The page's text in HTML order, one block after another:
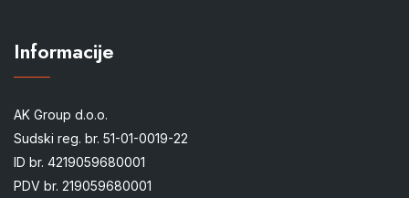
Informacije
AK Group d.o.o.
Sudski reg. br. 51-01-0019-22
ID br. 4219059680001
PDV br. 219059680001